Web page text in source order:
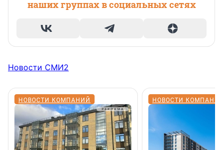
наших группах в социальных сетях
Новости СМИ2
НОВОСТИ КОМПАНИЙ НОВОСТИ